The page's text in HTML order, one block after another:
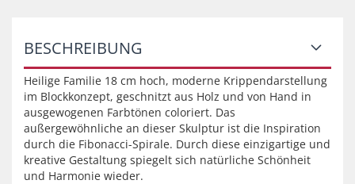
BESCHREIBUNG
Heilige Familie 18 cm hoch, moderne Krippendarstellung
im Blockkonzept, geschnitzt aus Holz und von Hand in
ausgewogenen Farbtönen coloriert. Das
außergewöhnliche an dieser Skulptur ist die Inspiration
durch die Fibonacci-Spirale. Durch diese einzigartige und
kreative Gestaltung spiegelt sich natürliche Schönheit
und Harmonie wieder.